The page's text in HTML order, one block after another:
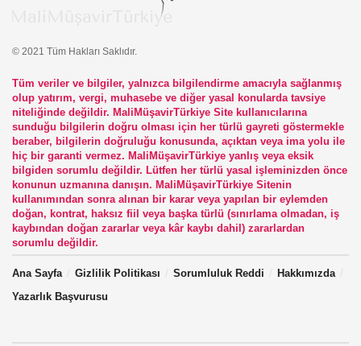
© 2021 Tüm Hakları Saklıdır.
Tüm veriler ve bilgiler, yalnızca bilgilendirme amacıyla sağlanmış
olup yatırım, vergi, muhasebe ve diğer yasal konularda tavsiye
niteliğinde değildir. MaliMüşavirTürkiye Site kullanıcılarına
sunduğu bilgilerin doğru olması için her türlü gayreti göstermekle
beraber, bilgilerin doğruluğu konusunda, açıktan veya ima yolu ile
hiç bir garanti vermez. MaliMüşavirTürkiye yanlış veya eksik
bilgiden sorumlu değildir. Lütfen her türlü yasal işleminizden önce
konunun uzmanına danışın. MaliMüşavirTürkiye Sitenin
kullanımından sonra alınan bir karar veya yapılan bir eylemden
doğan, kontrat, haksız fiil veya başka türlü (sınırlama olmadan, iş
kaybından doğan zararlar veya kâr kaybı dahil) zararlardan
sorumlu değildir.
Ana Sayfa Gizlilik Politikası Sorumluluk Reddi
Hakkımızda
Yazarlık Başvurusu